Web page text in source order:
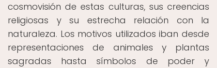
cosmovisión de estas culturas, sus creencias
religiosas y su estrecha relación con la
naturaleza. Los motivos utilizados iban desde
representaciones de animales y plantas
sagradas hasta símbolos de poder y